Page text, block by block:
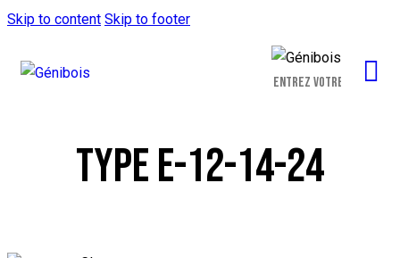
Skip to content Skip to footer
TYPE E-12-14-24